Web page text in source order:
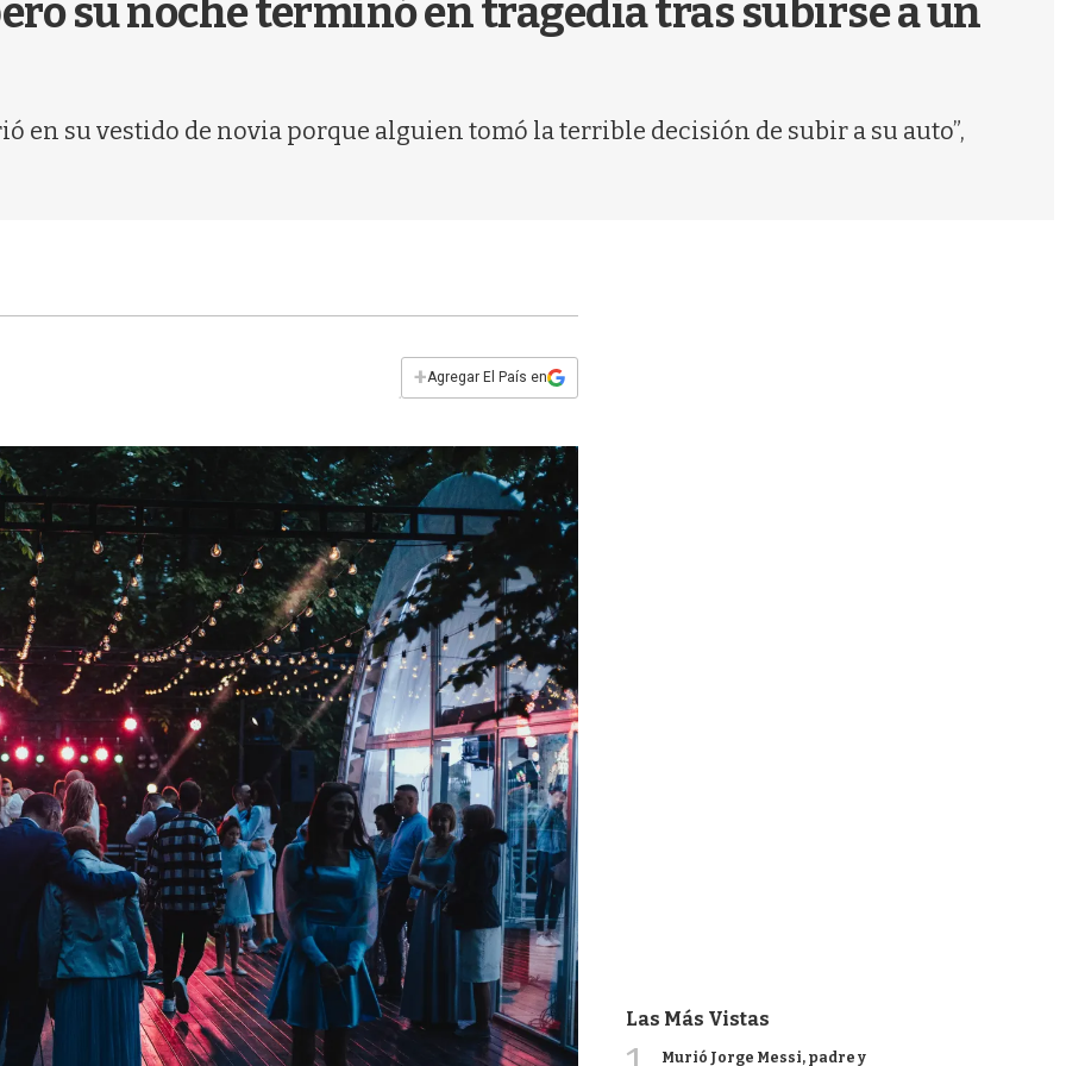
su noche terminó en tragedia tras subirse a un
en su vestido de novia porque alguien tomó la terrible decisión de subir a su auto”,
+Agregar El País en
Las Más Vistas
Murió Jorge Messi, padre y